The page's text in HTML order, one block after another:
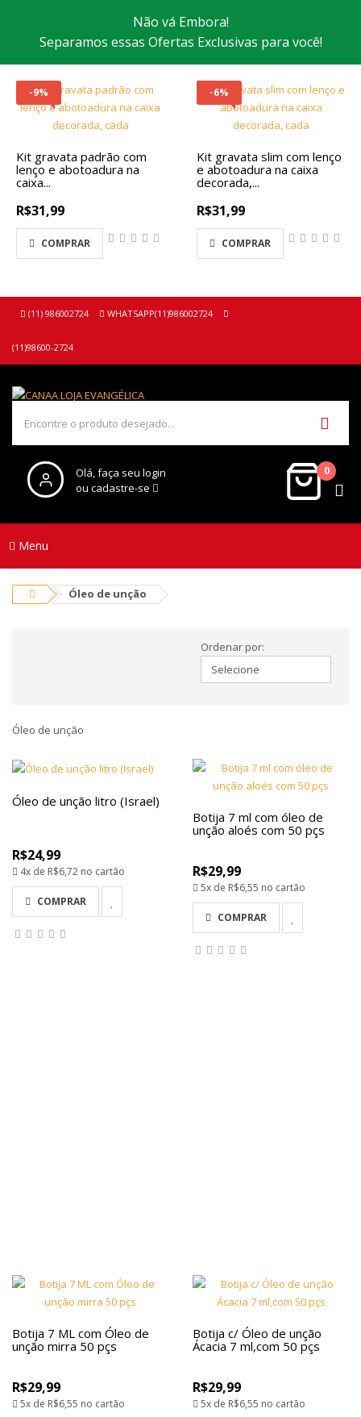
Não vá Embora!
Separamos essas Ofertas Exclusivas para você!
-9%
Kit gravata padrão com
lenço e abotoadura na
caixa...
R$31,99
COMPRAR
-6%
Kit gravata slim com lenço
e abotoadura na caixa
decorada,...
R$31,99
COMPRAR
(11) 986002724 WHATSAPP(11)986002724
(11)98600-2724
Olá, faça seu login
ou cadastre-se
0
Menu
Óleo de unção
Ordenar por:
Óleo de unção
Óleo de unção litro (Israel)
R$24,99
4x de R$6,72 no cartão
COMPRAR
Botija 7 ml com óleo de
unção aloés com 50 pçs
R$29,99
5x de R$6,55 no cartão
COMPRAR
Botija 7 ML com Óleo de
unção mirra 50 pçs
R$29,99
5x de R$6,55 no cartão
Botija c/ Óleo de unção
Ácacia 7 ml,com 50 pçs
R$29,99
5x de R$6,55 no cartão